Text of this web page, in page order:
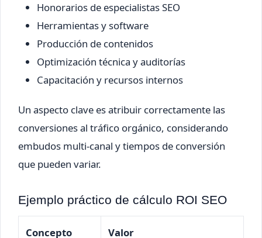
Honorarios de especialistas SEO
Herramientas y software
Producción de contenidos
Optimización técnica y auditorías
Capacitación y recursos internos
Un aspecto clave es atribuir correctamente las
conversiones al tráfico orgánico, considerando
embudos multi-canal y tiempos de conversión
que pueden variar.
Ejemplo práctico de cálculo ROI SEO
Concepto Valor